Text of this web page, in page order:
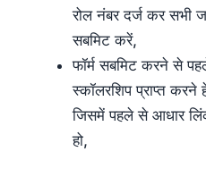
रोल नंबर दर्ज कर सभी
सबमिट करें,
फॉर्म सबमिट करने से
स्कॉलरशिप प्राप्त करने
जिसमें पहले से आधार
हो,